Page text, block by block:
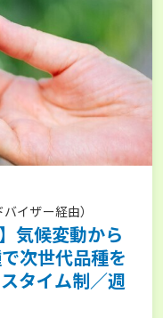
イザー経由）
気候変動から
次世代品種を
タイム制／週